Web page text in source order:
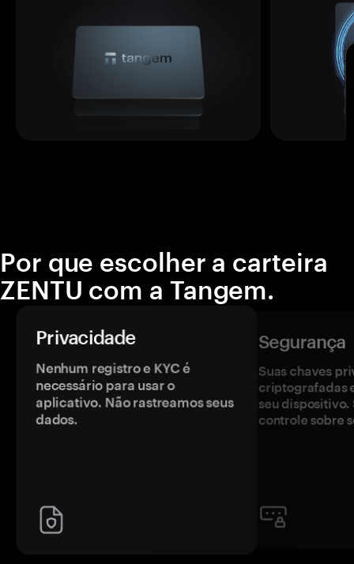
Por que escolher a carteira
ZENTU com a Tangem.
Privacidade
Nenhum registro e KYC é
necessário para usar o
aplicativo. Não rastreamos seus
dados.
Segurança
Suas chaves
criptografadas
seu dispositivo.
controle sobre